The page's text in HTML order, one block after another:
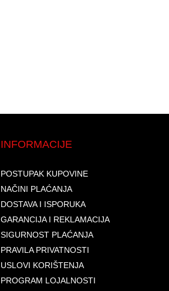
INFORMACIJE
POSTUPAK KUPOVINE
NAČINI PLAĆANJA
DOSTAVA I ISPORUKA
GARANCIJA I REKLAMACIJA
SIGURNOST PLAĆANJA
PRAVILA PRIVATNOSTI
USLOVI KORIŠTENJA
PROGRAM LOJALNOSTI